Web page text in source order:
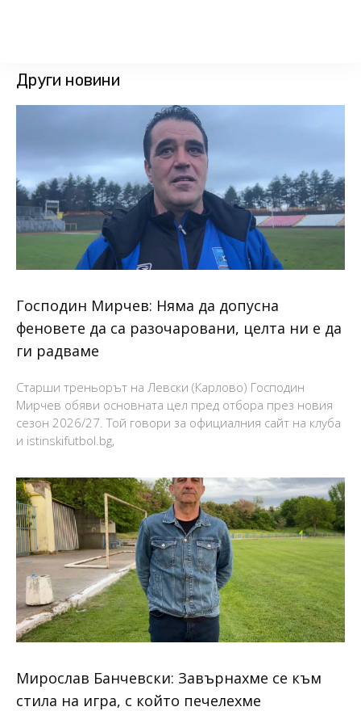
Други новини
Господин Мирчев: Няма да допусна
феновете да са разочаровани, целта ни е да
ги радваме
Старши треньорът на Левски (Карлово) Господин
Мирчев обяви основната цел пред отбора през новия
сезон 2026/27. Той говори за официалния сайт на клуба
и istinskifutbol.bg,
Мирослав Банчевски: Завърнахме се към
стила на игра, с който печелехме